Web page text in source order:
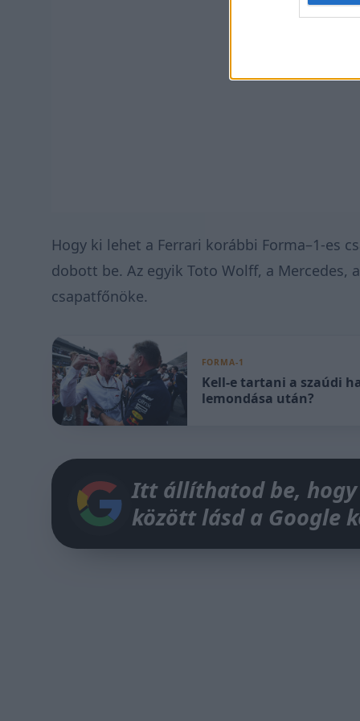
Hogy ki lehet a Ferrari korábbi Forma–1-es
dobott be. Az egyik Toto Wolff, a Mercedes,
csapatfőnöke.
FORMA-1
Kell-e tartani a szaúdi
lemondása után?
Itt állíthatod be, hogy
között lásd a Google